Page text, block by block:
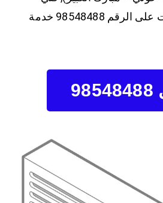
تكييف مركزي الكويت على الرقم 98548488 خدمة